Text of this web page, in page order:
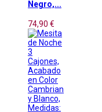
Negro,...
74,90 €